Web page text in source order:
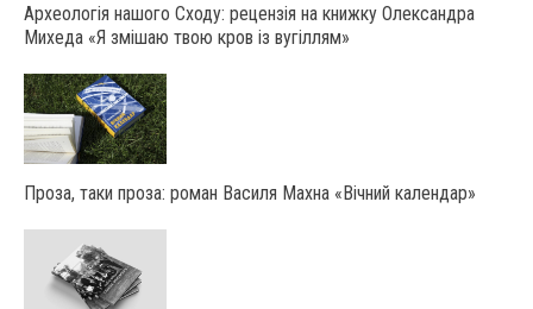
Археологія нашого Сходу: рецензія на книжку Олександра
Михеда «Я змішаю твою кров із вугіллям»
Проза, таки проза: роман Василя Махна «Вічний календар»